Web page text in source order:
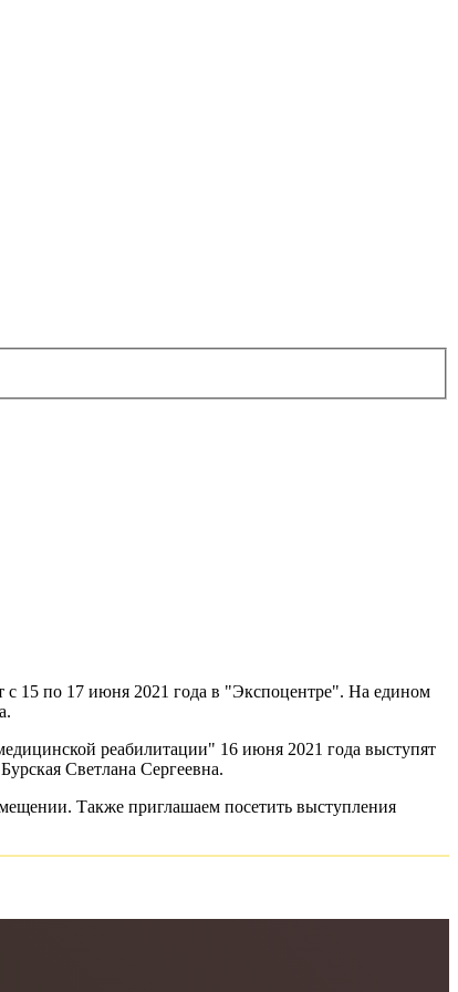
с 15 по 17 июня 2021 года в "Экспоцентре". На едином
реабилитации" 16 июня 2021 года выступят
Светлана Сергеевна.
Также приглашаем посетить выступления